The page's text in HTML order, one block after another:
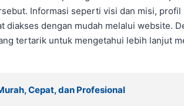
Informasi seperti visi dan misi, profil
diakses dengan mudah melalui website.
tertarik untuk mengetahui lebih lanjut
Cepat, dan Profesional